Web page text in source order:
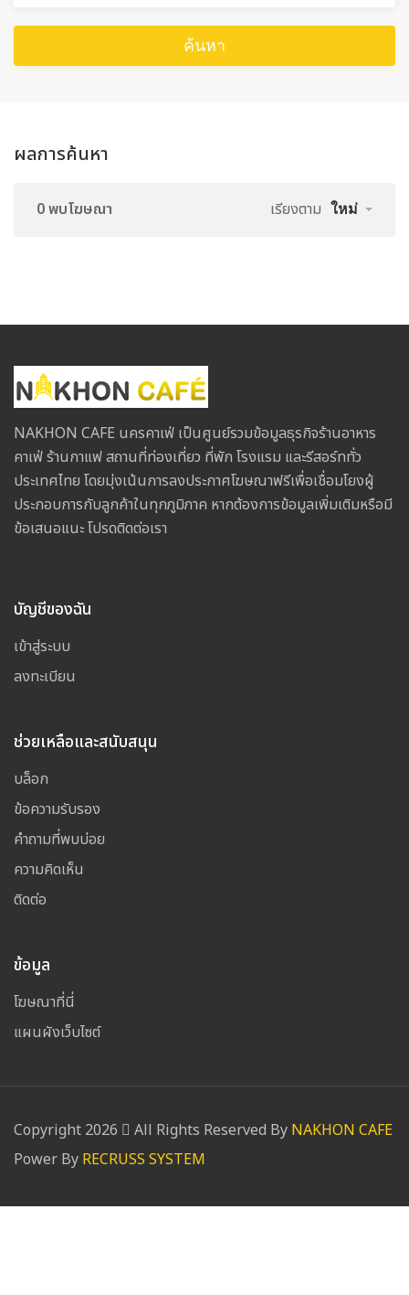
ค้นหา
ผลการค้นหา
0 พบโฆษณา เรียงตาม ใหม่
NAKHON CAFE นครคาเฟ่ เป็นศูนย์รวมข้อมูลธุรกิจร้านอาหาร
คาเฟ่ ร้านกาแฟ สถานที่ท่องเที่ยว ที่พัก โรงแรม และรีสอร์ททั่ว
ประเทศไทย โดยมุ่งเน้นการลงประกาศโฆษณาฟรีเพื่อเชื่อมโยงผู้
ประกอบการกับลูกค้าในทุกภูมิภาค หากต้องการข้อมูลเพิ่มเติมหรือมี
ข้อเสนอแนะ โปรดติดต่อเรา
บัญชีของฉัน
เข้าสู่ระบบ
ลงทะเบียน
ช่วยเหลือและสนับสนุน
บล็อก
ข้อความรับรอง
คำถามที่พบบ่อย
ความคิดเห็น
ติดต่อ
ข้อมูล
โฆษณาที่นี่
แผนผังเว็บไซต์
Copyright 2026 All Rights Reserved By NAKHON CAFE
Power By RECRUSS SYSTEM